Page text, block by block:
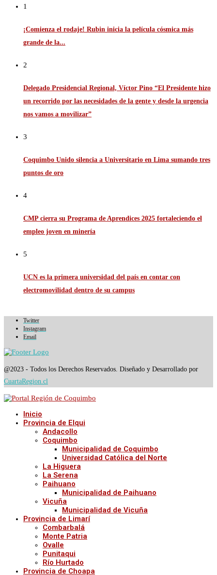
1
¡Comienza el rodaje! Rubin inicia la película cósmica más
grande de la...
2
Delegado Presidencial Regional, Víctor Pino “El Presidente hizo
un recorrido por las necesidades de la gente y desde la urgencia
nos vamos a movilizar”
3
Coquimbo Unido silencia a Universitario en Lima sumando tres
puntos de oro
4
CMP cierra su Programa de Aprendices 2025 fortaleciendo el
empleo joven en minería
5
UCN es la primera universidad del país en contar con
electromovilidad dentro de su campus
Twitter
Instagram
Email
@2023 - Todos los Derechos Reservados. Diseñado y Desarrollado por
CuartaRegion.cl
Inicio
Provincia de Elqui
Andacollo
Coquimbo
Municipalidad de Coquimbo
Universidad Católica del Norte
La Higuera
La Serena
Paihuano
Municipalidad de Paihuano
Vicuña
Municipalidad de Vicuña
Provincia de Limarí
Combarbalá
Monte Patria
Ovalle
Punitaqui
Río Hurtado
Provincia de Choapa